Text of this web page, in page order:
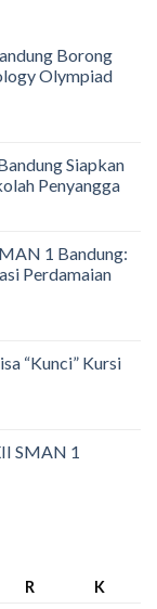
Borong
Olympiad
Siapkan
Penyangga
1 Bandung:
Perdamaian
“Kunci” Kursi
SMAN 1
R
K